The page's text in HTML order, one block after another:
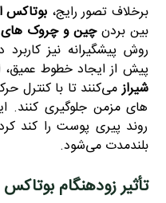
برخلاف تصور رایج، بوتاکس
بین بردنچین و چروک‌ های
روش پیشگیرانه نیز
پیش از ایجاد خطوط عمیق،
شیرازمی‌کنند تا با کنترل
های مزمن جلوگیری کنند.
روند پیری پوست را کند
بلندمدت می‌شود.
تأثیر زودهنگام